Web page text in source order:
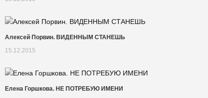
Алексей Порвин. ВИДЕННЫМ СТАНЕШЬ
15.12.2015
Елена Горшкова. НЕ ПОТРЕБУЮ ИМЕНИ